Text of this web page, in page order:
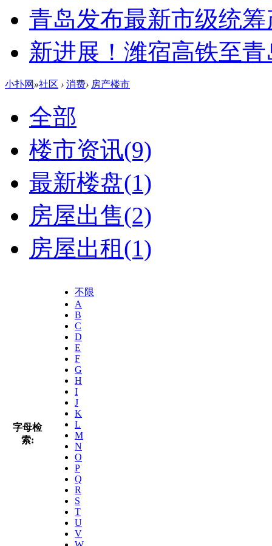
青岛发布最新市级统
新进展！潍宿高铁至
小扑网 »社区 › 消费› 房产楼市
全部
楼市资讯(9)
最新楼盘(1)
房屋出售(2)
房屋出租(1)
字母检
索:
不限
A
B
C
D
E
F
G
H
I
J
K
L
M
N
O
P
Q
R
S
T
U
V